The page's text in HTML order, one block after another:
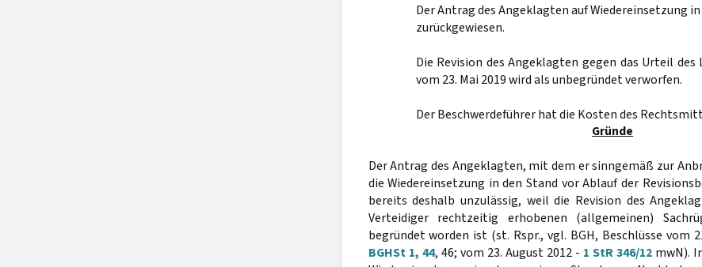
Der Antrag des Angeklagten auf Wiedereinsetzung
zurückgewiesen.
Die Revision des Angeklagten gegen das Urteil
vom 23. Mai 2019 wird als unbegründet verworfen.
Der Beschwerdeführer hat die Kosten des
Gründe
Der Antrag des Angeklagten, mit dem er sinngemäß zur
die Wiedereinsetzung in den Stand vor Ablauf der
bereits deshalb unzulässig, weil die Revision des
Verteidiger rechtzeitig erhobenen (allgemeinen)
begründet worden ist (st. Rspr., vgl. BGH, Beschlüsse vom
BGHSt 1, 44, 46; vom 23. August 2012 - 1 StR 346/12mwN).